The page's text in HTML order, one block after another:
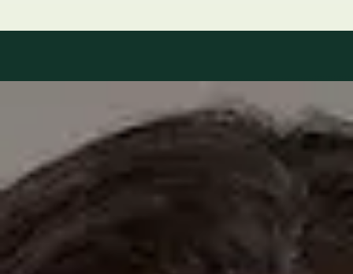
6 · Especialistas en Spain
Especialistas registrados en los colegios médicos nacionales.
Dr. Fidel Ernesto Mesa Prado — Cardiologist, Global Health
Health Spain. Book an online video consultation.